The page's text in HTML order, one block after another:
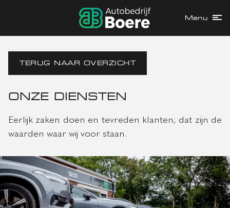
Menu
TERUG NAAR OVERZICHT
ONZE DIENSTEN
Eerlijk zaken doen en tevreden klanten; dat zijn de
waarden waar wij voor staan.